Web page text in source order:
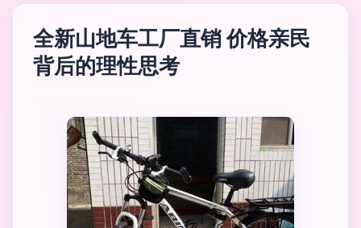
全新山地车工厂直销 价格亲民
背后的理性思考